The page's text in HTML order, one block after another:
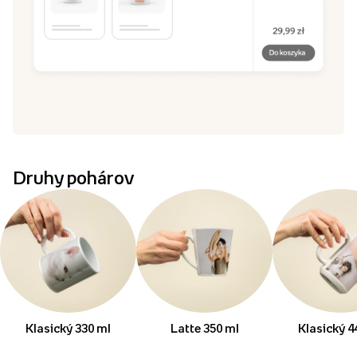
Druhy pohárov
Klasický 330 ml Latte 350 ml Klasický